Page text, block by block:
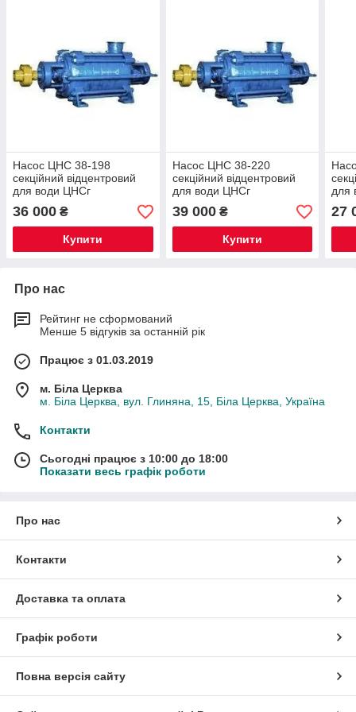
Насос ЦНС 38-198
секційний відцентровий
для води ЦНСг
36 000 ₴
Купити
Насос ЦНС 38-220
секційний відцентровий
для води ЦНСг
39 000₴
Купити
для
27
Про нас
Рейтинг не сформований
Менше 5 відгуків за останній рік
Працює з 01.03.2019
м. Біла Церква
м. Біла Церква, вул. Глиняна, 15, Біла Церква, Україна
Контакти
Сьогодні працює з 10:00 до 18:00
Показати весь графік роботи
Про нас
Контакти
Доставка та оплата
Графік роботи
Повна версія сайту